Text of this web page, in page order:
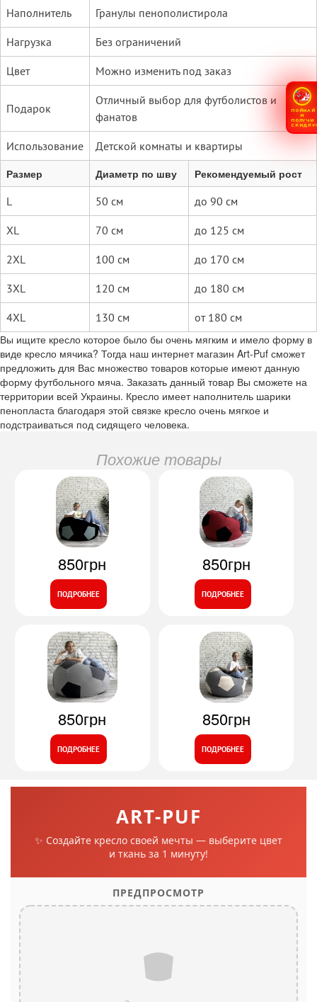
Наполнитель Гранулы пенополистирола
Нагрузка Без ограничений
Цвет Можно изменить под заказ
Подарок
Отличный выбор для футболистов и
фанатов
Использование
Детской комнаты и квартиры
Размер
Диаметр по шву
Рекомендуемый рост
L
50 см до 90 см
XL 70 см до 125 см
2XL 100 см до 170 см
3XL 120 см до 180 см
4XL 130 см
от 180 см
Вы ищите кресло которое было бы очень мягким и имело форму в
виде кресло мячика? Тогда наш интернет магазин Art-Puf сможет
предложить для Вас множество товаров которые имеют данную
форму футбольного мяча. Заказать данный товар Вы сможете на
территории всей Украины. Кресло имеет наполнитель шарики
пенопласта благодаря этой связке кресло очень мягкое и
подстраиваться под сидящего человека.
Похожие товары
850грн
ПОДРОБНЕЕ
850грн
ПОДРОБНЕЕ
850грн
ПОДРОБНЕЕ
850грн
ПОДРОБНЕЕ
ПОЙМАЙ
И
ПОЛУЧИ
СКИДКУ!